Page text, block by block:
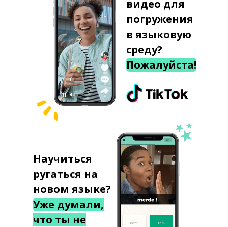
видео для
погружения
в языковую
среду?
Пожалуйста!
Научиться
ругаться на
новом языке?
Уже думали,
что ты не